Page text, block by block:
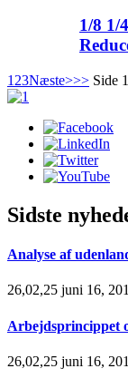
1/8 1/
1 23Næste>>> Side
Sidste
Analyse af
26,02,25 juni 16,
Arbejdsprincippet
26,02,25 juni 16,